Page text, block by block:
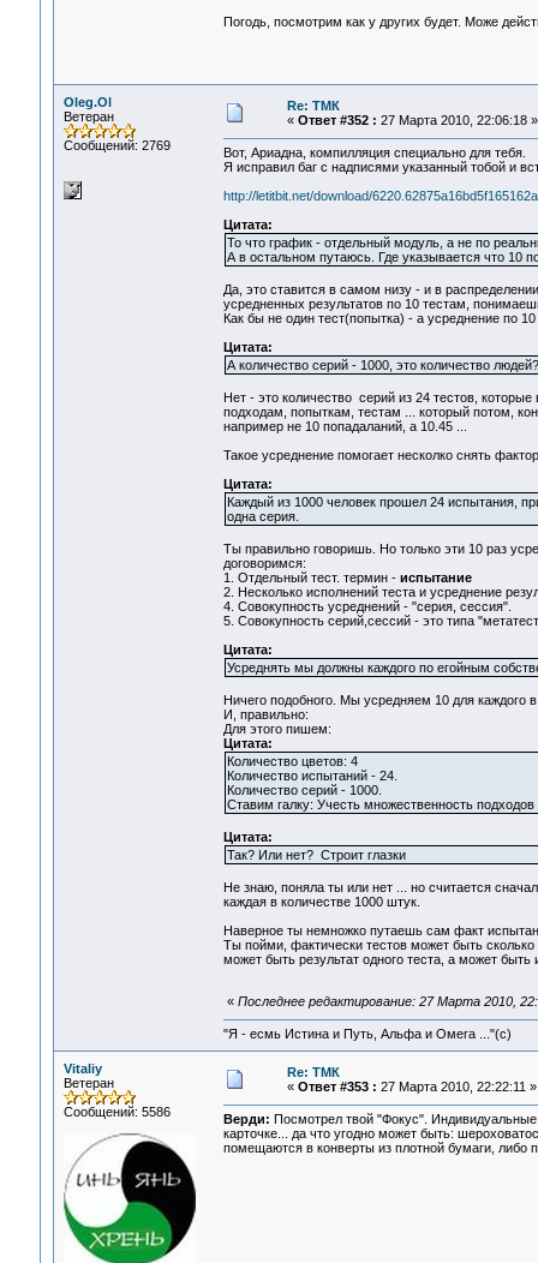
Погодь, посмотрим как у других будет. Може
Oleg.Ol
Ветеран
Сообщений: 2769
Re: ТМК
« Ответ #352 : 27 Марта 2010, 22:06:18 »
Вот, Ариадна, компилляция специально для тебя.
Я исправил баг с надписями указанный тобой и
http://letitbit.net/download/
Цитата:
То что график - отдельный модуль, а не по
А в остальном путаюсь. Где указывается что 10
Да, это ставится в самом низу - и в
усредненных результатов по 10 тестам,
Как бы не один тест(попытка) - а усреднение по
Цитата:
А количество серий - 1000, это количество людей?
Нет - это количество серий из 24 тестов,
подходам, попыткам, тестам ... который потом,
например не 10 попадаланий, а 10.45 ...
Такое усреднение помогает несколко снять
Цитата:
Каждый из 1000 человек прошел 24 испытания,
одна серия.
Ты правильно говоришь. Но только эти 10 раз
договоримся:
1. Отдельный тест. термин - испытание
2. Несколько исполнений теста и усреднение
4. Совокупность усреднений - "серия, сессия".
5. Совокупность серий,сессий - это типа
Цитата:
Усреднять мы должны каждого по егойным
Ничего подобного. Мы усредняем 10 для каждого
И, правильно:
Для этого пишем:
Цитата:
Количество цветов: 4
Количество испытаний - 24.
Количество серий - 1000.
Ставим галку: Учесть множественность
Цитата:
Так? Или нет? Строит глазки
Не знаю, поняла ты или нет ... но считается
каждая в количестве 1000 штук.
Наверное ты немножко путаешь сам факт
Ты пойми, фактически тестов может быть сколько
может быть результат одного теста, а может
« Последнее редактирование: 27 Марта 2010,
"Я - есмь Истина и Путь, Альфа и Омега ..."(с)
Vitaliy
Ветеран
Сообщений: 5586
Re: ТМК
« Ответ #353 : 27 Марта 2010, 22:22:11 »
Верди: Посмотрел твой "Фокус".
карточке... да что угодно может быть:
помещаются в конверты из плотной бумаги, либо